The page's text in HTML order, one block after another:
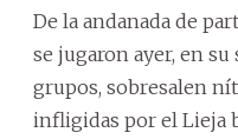
De la andanada de
se jugaron ayer, en su
grupos, sobresalen
infligidas por el Lieja